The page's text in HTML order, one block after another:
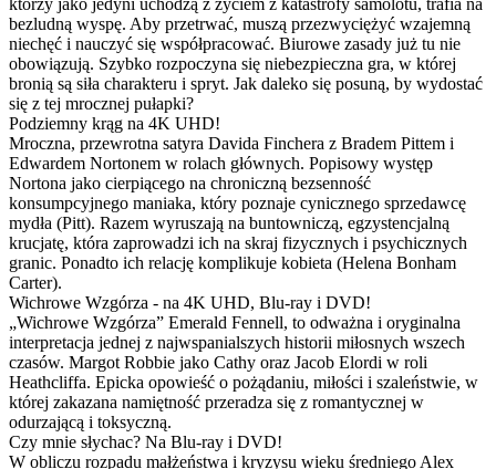
którzy jako jedyni uchodzą z życiem z katastrofy samolotu, trafia na
bezludną wyspę. Aby przetrwać, muszą przezwyciężyć wzajemną
niechęć i nauczyć się współpracować. Biurowe zasady już tu nie
obowiązują. Szybko rozpoczyna się niebezpieczna gra, w której
bronią są siła charakteru i spryt. Jak daleko się posuną, by wydostać
się z tej mrocznej pułapki?
Podziemny krąg na 4K UHD!
Mroczna, przewrotna satyra Davida Finchera z Bradem Pittem i
Edwardem Nortonem w rolach głównych. Popisowy występ
Nortona jako cierpiącego na chroniczną bezsenność
konsumpcyjnego maniaka, który poznaje cynicznego sprzedawcę
mydła (Pitt). Razem wyruszają na buntowniczą, egzystencjalną
krucjatę, która zaprowadzi ich na skraj fizycznych i psychicznych
granic. Ponadto ich relację komplikuje kobieta (Helena Bonham
Carter).
Wichrowe Wzgórza - na 4K UHD, Blu-ray i DVD!
„Wichrowe Wzgórza” Emerald Fennell, to odważna i oryginalna
interpretacja jednej z najwspanialszych historii miłosnych wszech
czasów. Margot Robbie jako Cathy oraz Jacob Elordi w roli
Heathcliffa. Epicka opowieść o pożądaniu, miłości i szaleństwie, w
której zakazana namiętność przeradza się z romantycznej w
odurzającą i toksyczną.
Czy mnie słychac? Na Blu-ray i DVD!
W obliczu rozpadu małżeństwa i kryzysu wieku średniego Alex